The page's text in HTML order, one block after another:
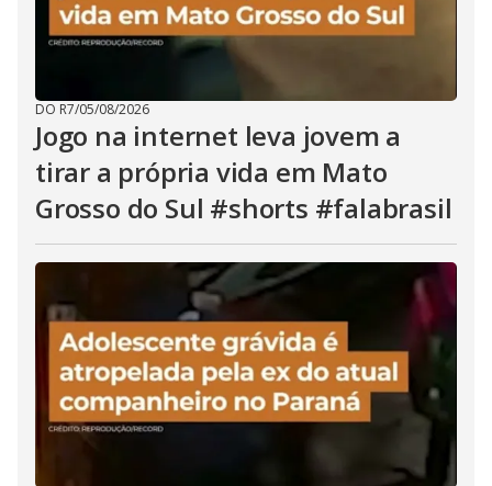
DO R7/05/08/2026
Jogo na internet leva jovem a
tirar a própria vida em Mato
Grosso do Sul #shorts #falabrasil